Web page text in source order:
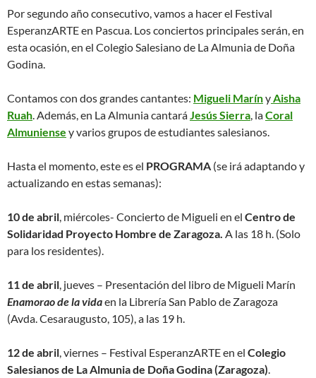
Por segundo año consecutivo, vamos a hacer el Festival
EsperanzARTE en Pascua. Los conciertos principales serán, en
esta ocasión, en el Colegio Salesiano de La Almunia de Doña
Godina.
Contamos con dos grandes cantantes: Migueli MarínyAisha
Ruah. Además, en La Almunia cantaráJesús Sierra, laCoral
Almuniense y varios grupos de estudiantes salesianos.
Hasta el momento, este es el PROGRAMA (se irá adaptando y
actualizando en estas semanas):
10 de abril, miércoles- Concierto de Migueli en el Centro de
Solidaridad Proyecto Hombre de Zaragoza. A las 18 h. (Solo
para los residentes).
11 de abril, jueves – Presentación del libro de Migueli Marín
Enamorao de la vidaen la Librería San Pablo de Zaragoza
(Avda. Cesaraugusto, 105), a las 19 h.
12 de abril, viernes – Festival EsperanzARTE en el Colegio
Salesianos de La Almunia de Doña Godina (Zaragoza).